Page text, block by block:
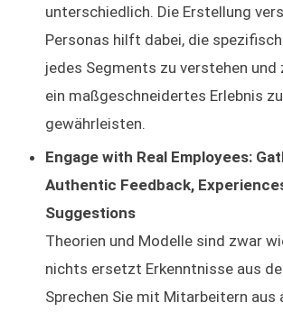
unterschiedlich. Die Erstellung
Personas hilft dabei, die
jedes Segments zu verstehen und
ein maßgeschneidertes Erlebnis zu
gewährleisten.
Engage with Real Employees:
Authentic Feedback,
Suggestions
Theorien und Modelle sind zwar
nichts ersetzt Erkenntnisse aus
Sprechen Sie mit Mitarbeitern aus